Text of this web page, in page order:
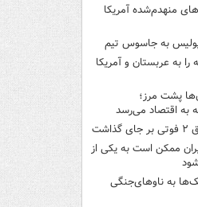
منهدم‌شده آمریکا
به جاسوس تیم
به عربستان و آمریکا
پشت مرز؛
اقتصاد می‌رسد
ممکن است به یکی از
موشک‌ها به ناوهای‌جنگی